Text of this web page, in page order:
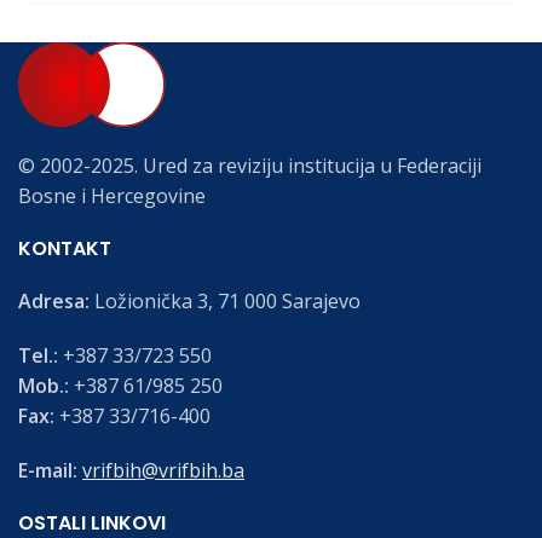
© 2002-2025. Ured za reviziju institucija u Federaciji
Bosne i Hercegovine
KONTAKT
Adresa: Ložionička 3, 71 000 Sarajevo
Tel.: +387 33/723 550
Mob.: +387 61/985 250
Fax: +387 33/716-400
E-mail: vrifbih@vrifbih.ba
OSTALI LINKOVI